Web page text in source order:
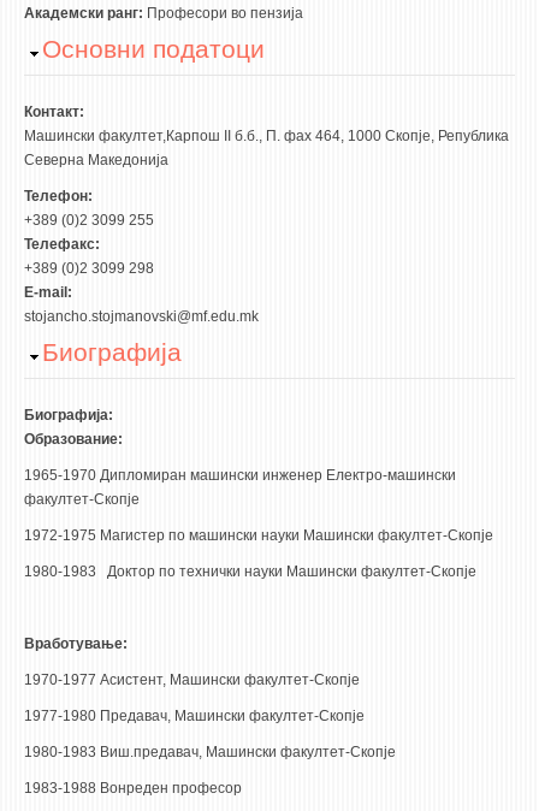
АКТИ
АКТИ
АНКЕТИ И САМОЕВАЛУАЦИИ
ЗАВРШНИ СМЕТКИ
ТЕЛЕФОНСКИ ИМЕНИК
ALUMNI MFS
ИЗВЕСТУВАЊА
НАСТАВЕН КАДАР
ВОНРЕДНИ ПРОФ.
ДОЦЕНТИ
СТУДИИ
Академски ранг: Професори во пензија
Hide
Основни податоци
Контакт:
Машински факултет,Карпош II б.б., П. фах 464, 1000 Скопје, Република
Северна Македонија
Телефон:
+389 (0)2 3099 255
Телефакс:
+389 (0)2 3099 298
E-mail:
stojancho.stojmanovski@mf.edu.mk
Hide
Биографија
Биографија:
Образование:
1965-1970 Дипломиран машински инженер Електро-машински
факултет-Скопје
1972-1975 Магистер по машински науки Машински факултет-Скопје
1980-1983 Доктор по технички науки Машински факултет-Скопје
Вработување:
1970-1977 Асистент, Машински факултет-Скопје
1977-1980 Предавач, Машински факултет-Скопје
1980-1983 Виш.предавач, Машински факултет-Скопје
1983-1988 Вонреден професор